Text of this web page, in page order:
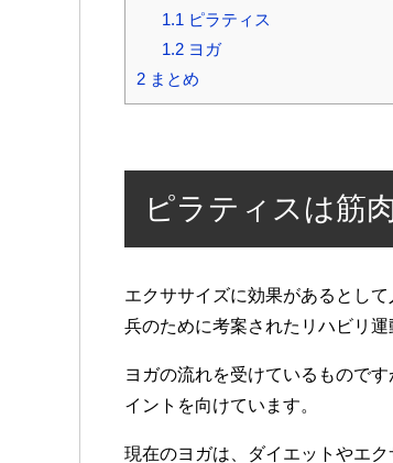
1.1 ピラティス
1.2ヨガ
2 まとめ
ピラティスは筋
エクササイズに効果があるとし
兵のために考案されたリハビリ運
ヨガの流れを受けているもので
イントを向けています。
現在のヨガは、ダイエットやエ